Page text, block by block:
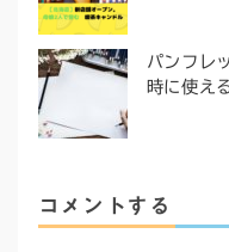
パンフレ
時に使え
コメントする